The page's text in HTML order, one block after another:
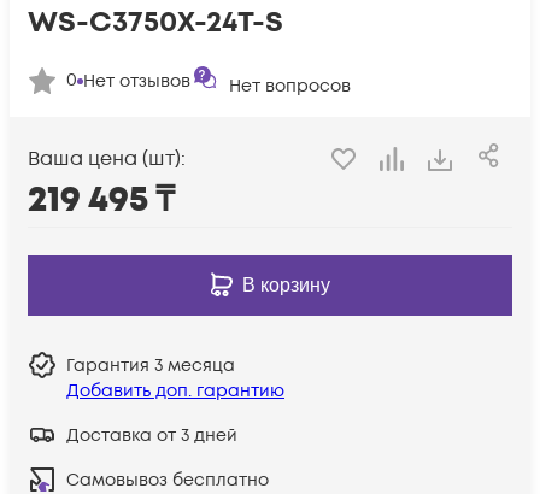
WS-C3750X-24T-S
0 Нет отзывов Нет вопросов
Ваша цена (шт):
219 495₸
В корзину
Гарантия 3 месяца
Добавить доп. гарантию
Доставка от 3 дней
Самовывоз бесплатно